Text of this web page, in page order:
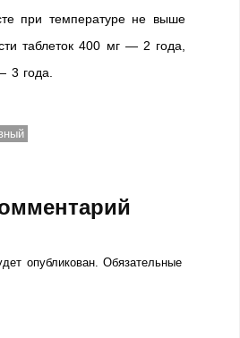
при температуре не выше
таблеток 400 мг — 2 года,
3 года.
опубликован. Обязательные